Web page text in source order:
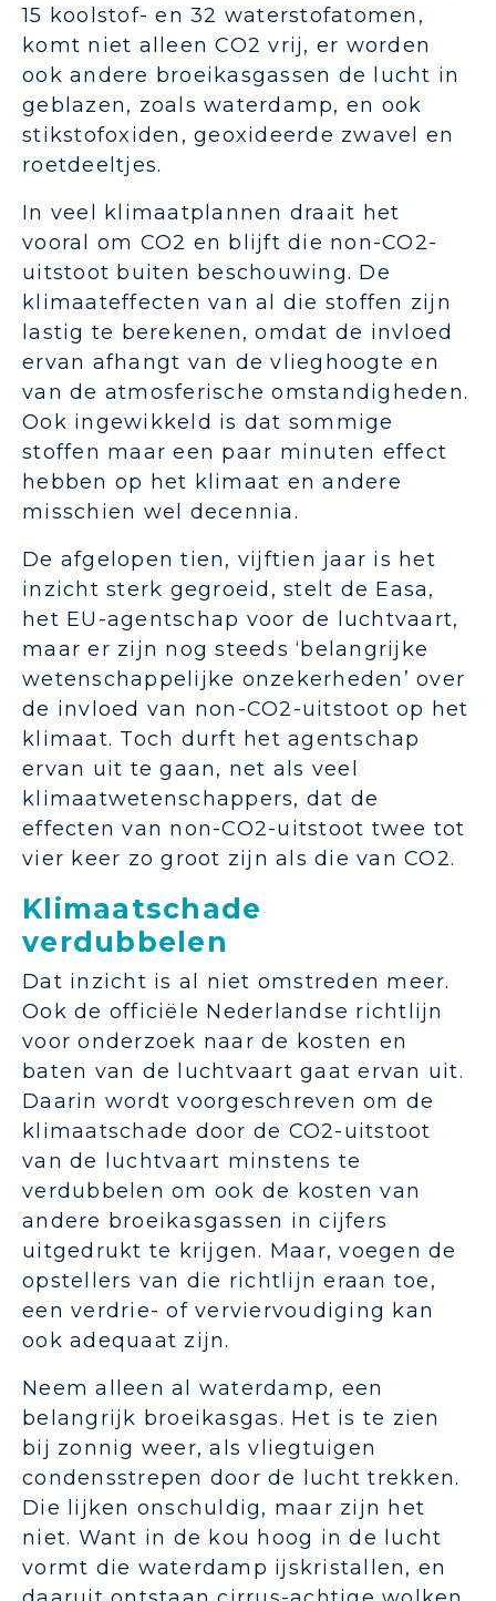
15 koolstof- en 32 waterstofatomen,
komt niet alleen CO2 vrij, er worden
ook andere broeikasgassen de lucht in
geblazen, zoals waterdamp, en ook
stikstofoxiden, geoxideerde zwavel en
roetdeeltjes.
In veel klimaatplannen draait het
vooral om CO2 en blijft die non-CO2-
uitstoot buiten beschouwing. De
klimaateffecten van al die stoffen zijn
lastig te berekenen, omdat de invloed
ervan afhangt van de vlieghoogte en
van de atmosferische omstandigheden.
Ook ingewikkeld is dat sommige
stoffen maar een paar minuten effect
hebben op het klimaat en andere
misschien wel decennia.
De afgelopen tien, vijftien jaar is het
inzicht sterk gegroeid, stelt de Easa,
het EU-agentschap voor de luchtvaart,
maar er zijn nog steeds ‘belangrijke
wetenschappelijke onzekerheden’ over
de invloed van non-CO2-uitstoot op het
klimaat. Toch durft het agentschap
ervan uit te gaan, net als veel
klimaatwetenschappers, dat de
effecten van non-CO2-uitstoot twee tot
vier keer zo groot zijn als die van CO2.
Klimaatschade
verdubbelen
Dat inzicht is al niet omstreden meer.
Ook de officiële Nederlandse richtlijn
voor onderzoek naar de kosten en
baten van de luchtvaart gaat ervan uit.
Daarin wordt voorgeschreven om de
klimaatschade door de CO2-uitstoot
van de luchtvaart minstens te
verdubbelen om ook de kosten van
andere broeikasgassen in cijfers
uitgedrukt te krijgen. Maar, voegen de
opstellers van die richtlijn eraan toe,
een verdrie- of verviervoudiging kan
ook adequaat zijn.
Neem alleen al waterdamp, een
belangrijk broeikasgas. Het is te zien
bij zonnig weer, als vliegtuigen
condensstrepen door de lucht trekken.
Die lijken onschuldig, maar zijn het
niet. Want in de kou hoog in de lucht
vormt die waterdamp ijskristallen, en